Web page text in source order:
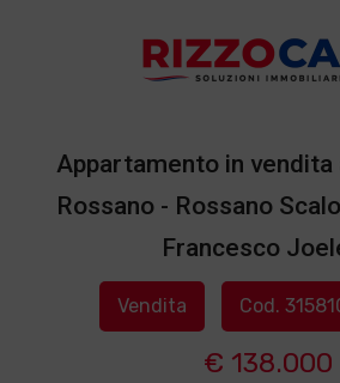
Appartamento in vendita
Rossano - Rossano
Francesco
Vendita Cod.
€ 138.000